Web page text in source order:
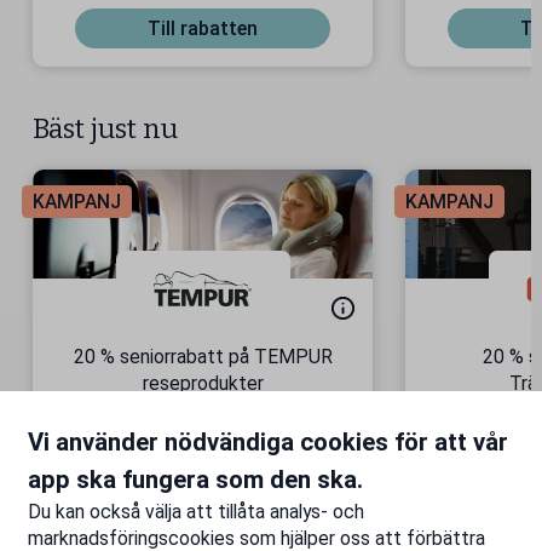
Till rabatten
Bäst just nu
KAMPANJ
20 % seniorrabatt på TEMPUR
reseprodukter
är!
Till rabatten
KAMPANJ
20 %
Vi använder nödvändiga cookies för att vår
app ska fungera som den ska.
Du kan också välja att tillåta analys- och
marknadsföringscookies som hjälper oss att förbättra